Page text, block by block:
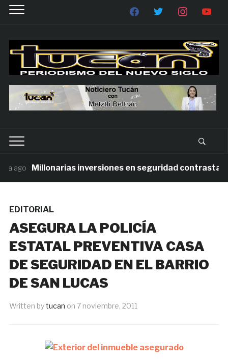
ago Millonarias inversiones en seguridad contrastan
EDITORIAL
ASEGURA LA POLICÍA
ESTATAL PREVENTIVA CASA
DE SEGURIDAD EN EL BARRIO
DE SAN LUCAS
Written bytucan on 7 noviembre, 2011